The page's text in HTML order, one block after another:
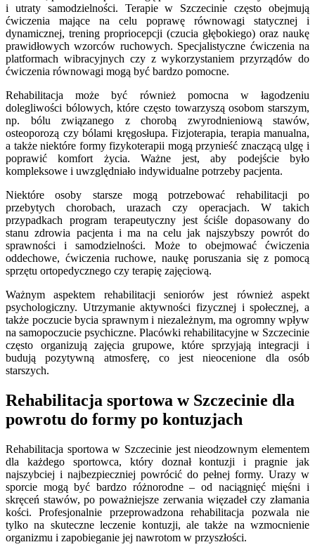
i utraty samodzielności. Terapie w Szczecinie często obejmują
ćwiczenia mające na celu poprawę równowagi statycznej i
dynamicznej, trening propriocepcji (czucia głębokiego) oraz naukę
prawidłowych wzorców ruchowych. Specjalistyczne ćwiczenia na
platformach wibracyjnych czy z wykorzystaniem przyrządów do
ćwiczenia równowagi mogą być bardzo pomocne.
Rehabilitacja może być również pomocna w łagodzeniu
dolegliwości bólowych, które często towarzyszą osobom starszym,
np. bólu związanego z chorobą zwyrodnieniową stawów,
osteoporozą czy bólami kręgosłupa. Fizjoterapia, terapia manualna,
a także niektóre formy fizykoterapii mogą przynieść znaczącą ulgę i
poprawić komfort życia. Ważne jest, aby podejście było
kompleksowe i uwzględniało indywidualne potrzeby pacjenta.
Niektóre osoby starsze mogą potrzebować rehabilitacji po
przebytych chorobach, urazach czy operacjach. W takich
przypadkach program terapeutyczny jest ściśle dopasowany do
stanu zdrowia pacjenta i ma na celu jak najszybszy powrót do
sprawności i samodzielności. Może to obejmować ćwiczenia
oddechowe, ćwiczenia ruchowe, naukę poruszania się z pomocą
sprzętu ortopedycznego czy terapię zajęciową.
Ważnym aspektem rehabilitacji seniorów jest również aspekt
psychologiczny. Utrzymanie aktywności fizycznej i społecznej, a
także poczucie bycia sprawnym i niezależnym, ma ogromny wpływ
na samopoczucie psychiczne. Placówki rehabilitacyjne w Szczecinie
często organizują zajęcia grupowe, które sprzyjają integracji i
budują pozytywną atmosferę, co jest nieocenione dla osób
starszych.
Rehabilitacja sportowa w Szczecinie dla
powrotu do formy po kontuzjach
Rehabilitacja sportowa w Szczecinie jest nieodzownym elementem
dla każdego sportowca, który doznał kontuzji i pragnie jak
najszybciej i najbezpieczniej powrócić do pełnej formy. Urazy w
sporcie mogą być bardzo różnorodne – od naciągnięć mięśni i
skręceń stawów, po poważniejsze zerwania więzadeł czy złamania
kości. Profesjonalnie przeprowadzona rehabilitacja pozwala nie
tylko na skuteczne leczenie kontuzji, ale także na wzmocnienie
organizmu i zapobieganie jej nawrotom w przyszłości.